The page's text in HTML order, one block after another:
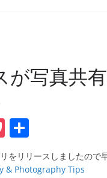
写真共
P
o
ck
有
をリリースしましたので